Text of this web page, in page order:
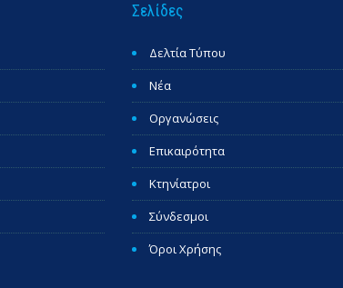
Σελίδες
Δελτία Τύπου
Νέα
Οργανώσεις
Επικαιρότητα
Κτηνίατροι
Σύνδεσμοι
Όροι Χρήσης